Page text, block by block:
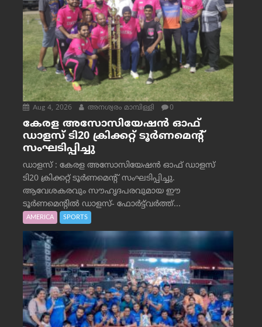
Aug 4, 2026 അനശ്വരം മാമ്പിള്ളി 0
കേരള അസോസിയേഷൻ ഓഫ്
ഡാളസ് ടി20 ക്രിക്കറ്റ് ടൂർണമെന്റ്
സംഘടിപ്പിച്ചു
ഡാളസ് : കേരള അസോസിയേഷൻ ഓഫ് ഡാളസ്
ടി20 ക്രിക്കറ്റ് ടൂർണമെന്റ് സംഘടിപ്പിച്ചു.
ആവേശകരവും സൗഹൃദപരവുമായ ഈ
ടൂർണമെന്റിൽ ഡാളസ്- ഫോർട്ട്‌വര്‍ത്ത്...
AMERICA SPORTS